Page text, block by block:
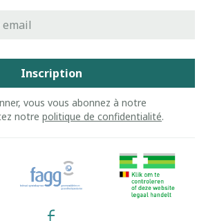
Inscription
vous vous abonnez à notre
notre politique de confidentialité.